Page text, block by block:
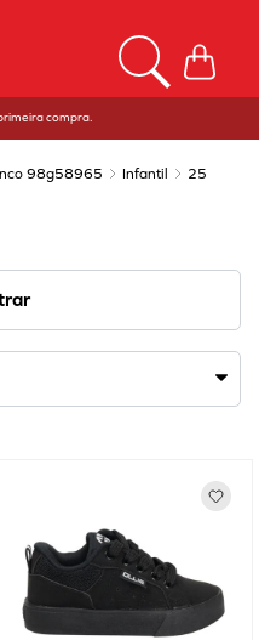
compra.
98g58965 Infantil 25